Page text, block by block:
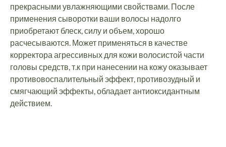
прекрасными увлажняющими свойствами. После
применения сыворотки ваши волосы надолго
приобретают блеск, силу и объем, хорошо
расчесываются. Может применяться в качестве
корректора агрессивных для кожи волосистой части
головы средств, т.к при нанесении на кожу оказывает
противовоспалительный эффект, противозудный и
смягчающий эффекты, обладает антиоксидантным
действием.